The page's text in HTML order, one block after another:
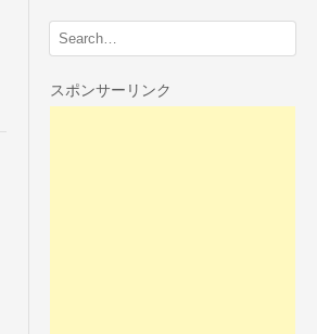
スポンサーリンク